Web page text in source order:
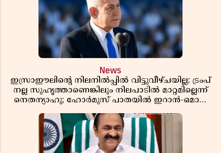
News
ഇസ്രാഈലിന്റെ നിലനിൽപ്പിൽ വിട്ടുവീഴ്ചയില്ല; ട്രംപ്
നല്ല സുഹൃത്താണെങ്കിലും നിലപാടിൽ മാറ്റമില്ലെന്ന്
നെതന്യാഹു; ഹോർമുസ് പാതയിൽ ഇറാൻ-ഒമാൻ